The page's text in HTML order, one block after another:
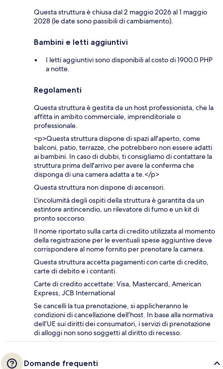
Questa struttura è chiusa dal 2 maggio 2026 al 1 maggio
2028 (le date sono passibili di cambiamento).
Bambini e letti aggiuntivi
I letti aggiuntivi sono disponibili al costo di 1900.0 PHP
a notte.
Regolamenti
Questa struttura è gestita da un host professionista, che la
affitta in ambito commerciale, imprenditoriale o
professionale.
<p>Questa struttura dispone di spazi all'aperto, come
balconi, patio, terrazze, che potrebbero non essere adatti
ai bambini. In caso di dubbi, ti consigliamo di contattare la
struttura prima dell'arrivo per avere la conferma che
disponga di una camera adatta a te.</p>
Questa struttura non dispone di ascensori.
L'incolumità degli ospiti della struttura è garantita da un
estintore antincendio, un rilevatore di fumo e un kit di
pronto soccorso.
Il nome riportato sulla carta di credito utilizzata al momento
della registrazione per le eventuali spese aggiuntive deve
corrispondere al nome fornito per prenotare la camera.
Questa struttura accetta pagamenti con carte di credito,
carte di debito e i contanti.
Carte di credito accettate: Visa, Mastercard, American
Express, JCB International
Se cancelli la tua prenotazione, si applicheranno le
condizioni di cancellazione dell’host. In base alla normativa
dell’UE sui diritti dei consumatori, i servizi di prenotazione
di alloggi non sono soggetti al diritto di recesso.
Domande frequenti